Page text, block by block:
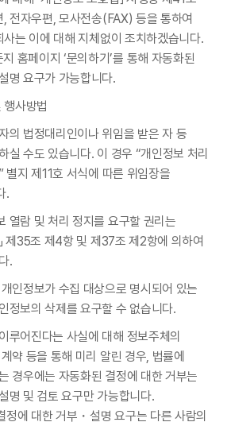
전자우편, 모사전송(FAX) 등을 통하여
사는 이에 대해 지체없이 조치하겠습니다.
홈페이지 ‘문의하기’를 통해 자동화된
명 요구가 가능합니다.
행사방법
의 법정대리인이나 위임을 받은 자 등
실 수도 있습니다. 이 경우 “개인정보 처리
별지 제11호 서식에 따른 위임장을
.
열람 및 처리 정지를 요구할 권리는
제35조 제4항 및 제37조 제2항에 의하여
.
인정보가 수집 대상으로 명시되어 있는
정보의 삭제를 요구할 수 없습니다.
루어진다는 사실에 대해 정보주체의
약 등을 통해 미리 알린 경우, 법률에
경우에는 자동화된 결정에 대한 거부는
명 및 검토 요구만 가능합니다.
정에 대한 거부・설명 요구는 다른 사람의